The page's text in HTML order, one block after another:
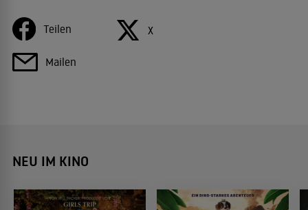
Teilen X
Mailen
NEU IM KINO